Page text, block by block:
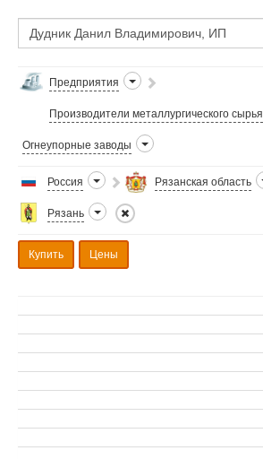
Предприятия
Производители металлургического сырья
Огнеупорные заводы
Россия Рязанская область
Рязань
Купить Цены